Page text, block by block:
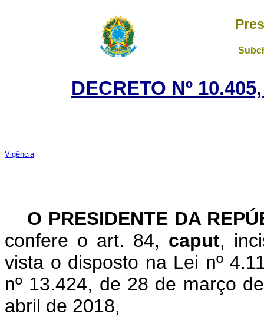
DECRETO Nº
Vigência
O PRESIDENTE DA
confere o art. 84, caput,
vista o disposto na Lei nº
nº 13.424, de 28 de março
abril de 2018,